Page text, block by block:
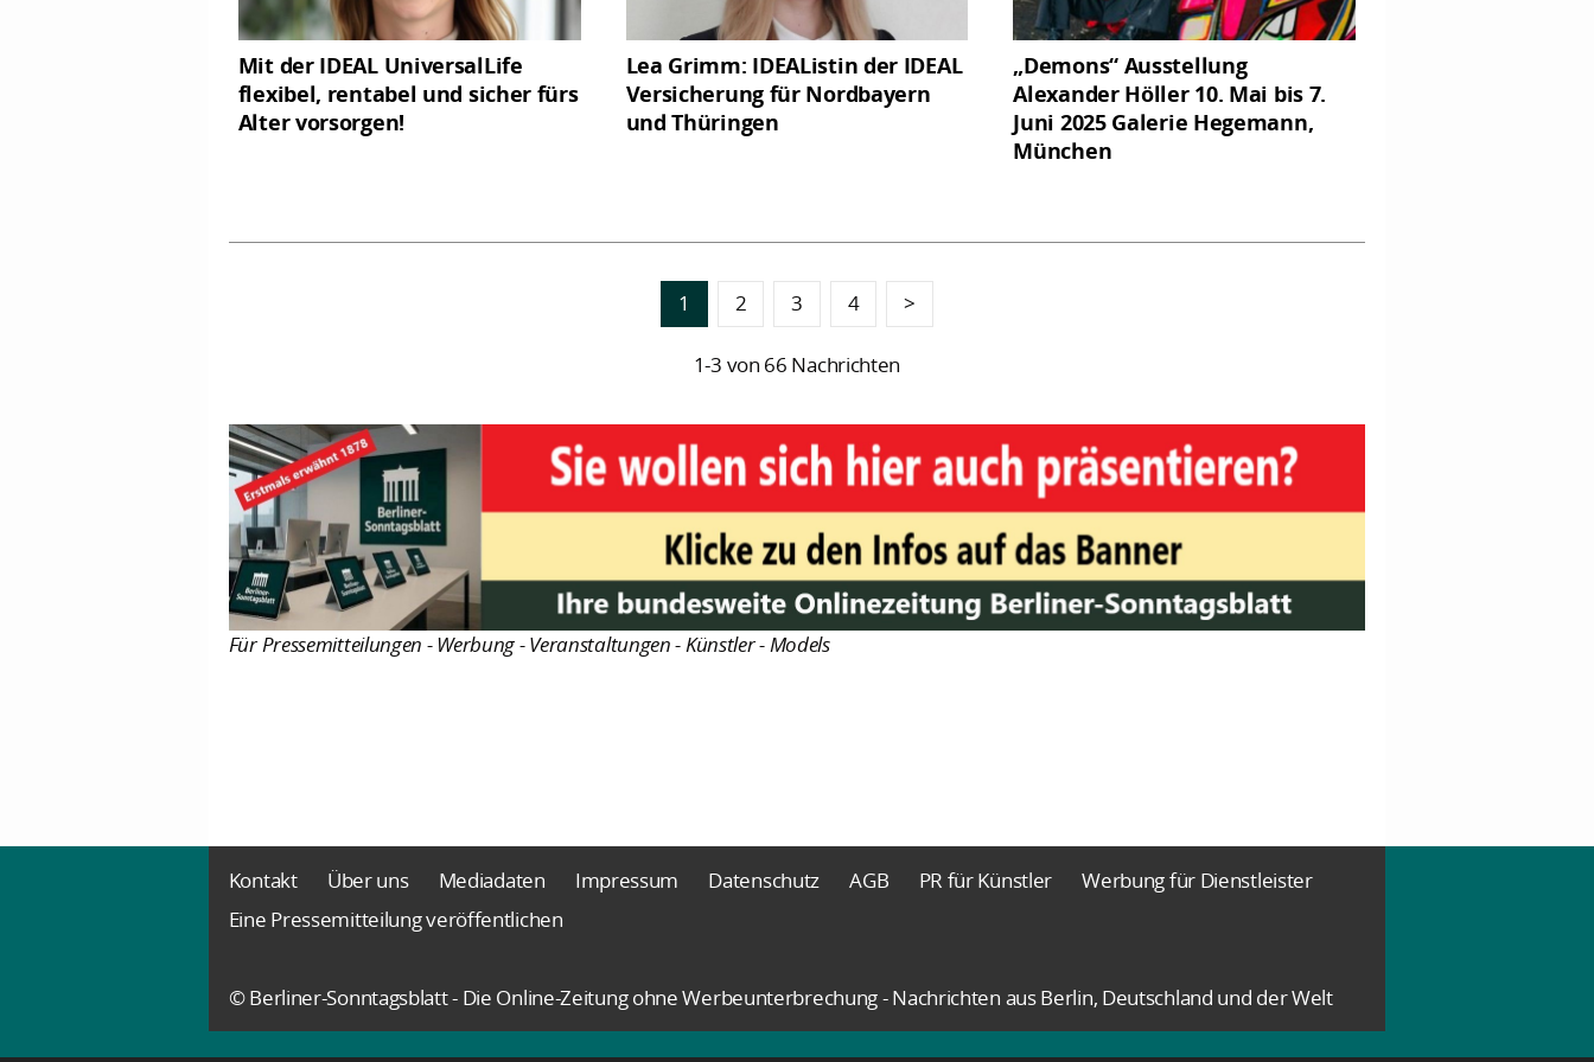
Mit der IDEAL UniversalLife
flexibel, rentabel und sicher fürs
Alter vorsorgen!
Lea Grimm: IDEAListin der IDEAL
Versicherung für Nordbayern
und Thüringen
„Demons“ Ausstellung
Alexander Höller 10. Mai bis 7.
Juni 2025 Galerie Hegemann,
München
1 2 3 4 >
1-3 von 66 Nachrichten
Für Pressemitteilungen - Werbung - Veranstaltungen - Künstler - Models
Kontakt Über uns Mediadaten Impressum Datenschutz AGB PR für Künstler
Werbung für Dienstleister
Eine Pressemitteilung veröffentlichen
© Berliner-Sonntagsblatt - Die Online-Zeitung ohne Werbeunterbrechung - Nachrichten aus Berlin, Deutschland und der Welt